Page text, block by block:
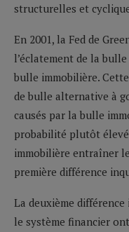
structurelles et
En 2001, la Fed de
l’éclatement de la
bulle immobilière.
de bulle alternative à
causés par la bulle
probabilité plutôt
immobilière entraîner
première différence
La deuxième différence
le système financier